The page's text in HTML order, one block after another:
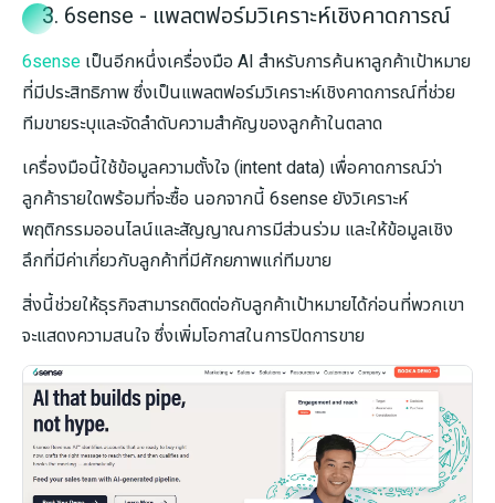
3. 6sense - แพลตฟอร์มวิเคราะห์เชิงคาดการณ์
6sense เป็นอีกหนึ่งเครื่องมือ AI สำหรับการค้นหาลูกค้าเป้าหมาย
ที่มีประสิทธิภาพ ซึ่งเป็นแพลตฟอร์มวิเคราะห์เชิงคาดการณ์ที่ช่วย
ทีมขายระบุและจัดลำดับความสำคัญของลูกค้าในตลาด
เครื่องมือนี้ใช้ข้อมูลความตั้งใจ (intent data) เพื่อคาดการณ์ว่า
ลูกค้ารายใดพร้อมที่จะซื้อ นอกจากนี้ 6sense ยังวิเคราะห์
พฤติกรรมออนไลน์และสัญญาณการมีส่วนร่วม และให้ข้อมูลเชิง
ลึกที่มีค่าเกี่ยวกับลูกค้าที่มีศักยภาพแก่ทีมขาย
สิ่งนี้ช่วยให้ธุรกิจสามารถติดต่อกับลูกค้าเป้าหมายได้ก่อนที่พวกเขา
จะแสดงความสนใจ ซึ่งเพิ่มโอกาสในการปิดการขาย